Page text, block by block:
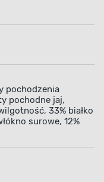
pochodzenia
pochodne jaj,
33% białko
surowe, 12%